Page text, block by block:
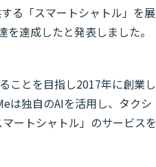
る「スマートシャトル」を展
達成したと発表しました。
ことを目指し2017年に創業し
は独自のAIを活用し、タクシ
ートシャトル」のサービスを